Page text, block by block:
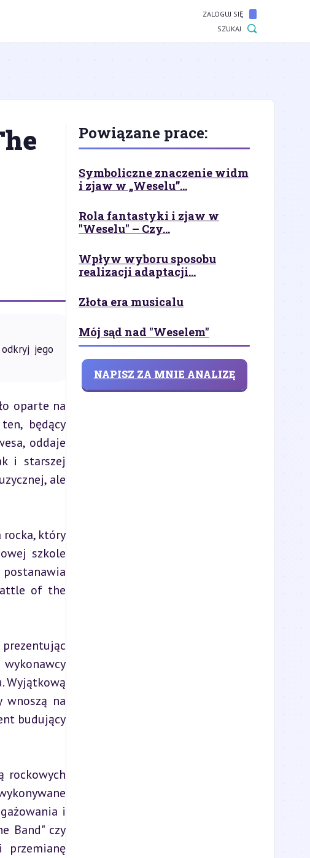
ZALOGUJ SIĘ
SZUKAJ
jego
oparte na
będący
oddaje
i starszej
ale
rocka, który
szkole
of the
Wyjątkową
wnoszą na
budujący
rockowych
i
Band" czy
Powiązane prace:
Symboliczne znaczenie widm
i zjaw w „Weselu”...
Rola fantastyki i zjaw w
"Weselu" – Czy...
Wpływ wyboru sposobu
realizacji adaptacji...
Złota era musicalu
Mój sąd nad "Weselem"
NAPISZ ZA MNIE ANALIZĘ